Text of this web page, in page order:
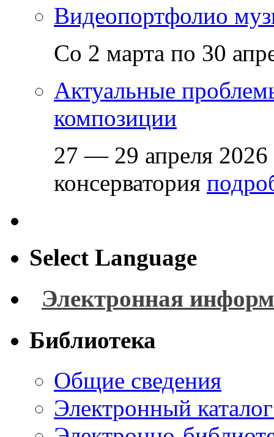
Видеопортфолио
Со 2 марта по 30
Актуальные
композиции
27 — 29 апреля 2026
консерватория
Select Language
Электронная
Библиотека
Общие сведения
Электронный